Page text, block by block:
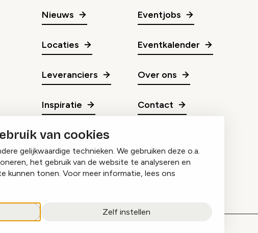
van cookies
gelijkwaardige technieken. We gebruiken deze o.a.
het gebruik van de website te analyseren en
kunnen tonen. Voor meer informatie, lees ons
Zelf instellen
Nieuws
Locaties
Leveranciers
Inspiratie
Eventjobs
Eventkalender
Over ons
Contact